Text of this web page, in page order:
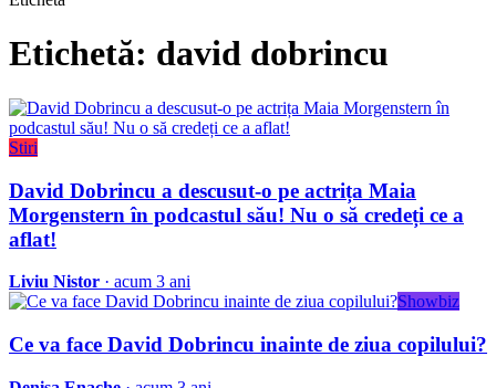
Etichetă: david dobrincu
Stiri
David Dobrincu a descusut-o pe actrița Maia
Morgenstern în podcastul său! Nu o să credeți ce a
aflat!
Liviu Nistor · acum 3 ani
Showbiz
Ce va face David Dobrincu inainte de ziua copilului?